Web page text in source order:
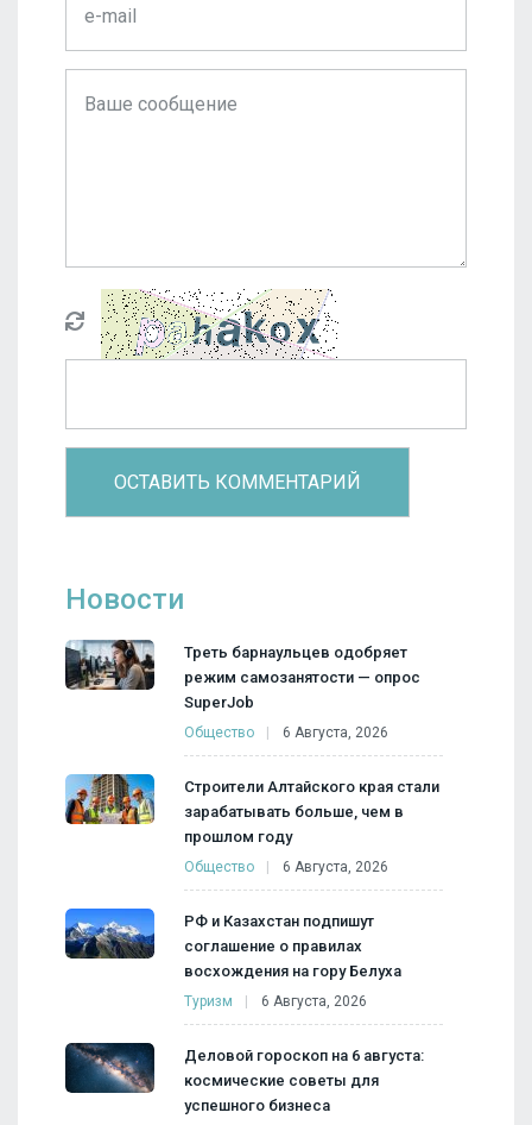
Новости
Треть барнаульцев одобряет
режим самозанятости — опрос
SuperJob
Общество 6 Августа, 2026
Строители Алтайского края стали
зарабатывать больше, чем в
прошлом году
Общество 6 Августа, 2026
РФ и Казахстан подпишут
соглашение о правилах
восхождения на гору Белуха
Туризм 6 Августа, 2026
Деловой гороскоп на 6 августа:
космические советы для
успешного бизнеса